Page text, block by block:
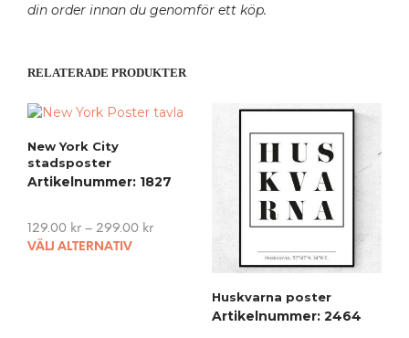
din order innan du genomför ett köp.
RELATERADE PRODUKTER
New York City
stadsposter
Artikelnummer: 1827
129.00 kr – 299.00 kr
VÄLJ ALTERNATIV
product
multiple
variants.
Huskvarna poster
Artikelnummer: 2464